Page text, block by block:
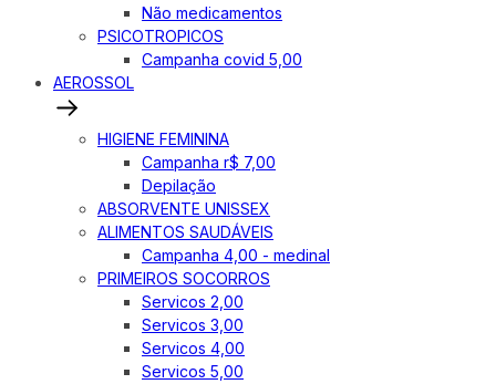
Não medicamentos
PSICOTROPICOS
Campanha covid 5,00
AEROSSOL
HIGIENE FEMININA
Campanha r$ 7,00
Depilação
ABSORVENTE UNISSEX
ALIMENTOS SAUDÁVEIS
Campanha 4,00 - medinal
PRIMEIROS SOCORROS
Servicos 2,00
Servicos 3,00
Servicos 4,00
Servicos 5,00